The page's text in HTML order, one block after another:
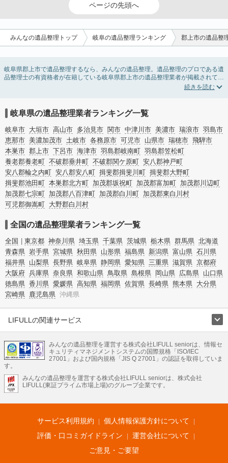
ページの先頭へ
みんなの遺品整理トップ 岐阜の遺品整理ランキング 郡上市の遺品整
岐阜県郡上市で遺品整理するなら、みんなの遺品整理。遺品整理のプロである遺
品整理士の有資格者が在籍している岐阜県郡上市の遺品整理業者が掲載されてい
ます。遺品処分を即日対応してくれる実家の片付け業者や遺品整理会社を比較で
件を利用し検索してみましょう。
ゴミの処分方法や親の家の遺品整理をはじめる時期などお役立ち情報も豊富なの
で、チェックしてみてください。
岐阜県の遺品整理業者ランキング一覧
岐阜市 大垣市 高山市 多治見市 関市 中津川市 美濃市 瑞浪市 羽島市
恵那市 美濃加茂市 土岐市 各務原市 可児市 山県市 瑞穂市 飛騨市
本巣市 郡上市 下呂市 海津市 羽島郡岐南町 羽島郡笠松町
養老郡養老町 不破郡垂井町 不破郡関ケ原町 安八郡神戸町
安八郡輪之内町 安八郡安八町 揖斐郡揖斐川町 揖斐郡大野町
揖斐郡池田町 本巣郡北方町 加茂郡坂祝町 加茂郡富加町 加茂郡川辺町
加茂郡七宗町 加茂郡八百津町 加茂郡白川町 加茂郡東白川村
可児郡御嵩町 大野郡白川村
全国の遺品整理業者ランキング一覧
全国 東京都 神奈川県 埼玉県 千葉県 茨城県 栃木県 群馬県 北海道
青森県 岩手県 宮城県 秋田県 山形県 福島県 新潟県 富山県 石川県
福井県 山梨県 長野県 岐阜県 静岡県 愛知県 三重県 滋賀県 京都府
大阪府 兵庫県 奈良県 和歌山県 鳥取県 島根県 岡山県 広島県 山口県
徳島県 香川県 愛媛県 高知県 福岡県 佐賀県 長崎県 熊本県 大分県
宮崎県 鹿児島県 沖縄県
LIFULLの関連サービス
不動産・住宅
引越し 老人ホーム 地方創生 ママの就労支援
不動産クラウドファンディング 遺品整理 老後の暮らし情報
LIFULL HOME'Sのサービス
不動産・住宅
不動産査定 マンション専門売却査定 不動産投資 アドバイザー
不動産アーカイブ
空き家バンク 家賃相場 不動産会社
まちむすび
不動産用語集 住まいのお役立ち情報
LIFULL HOME'S PRESS
アプリ 不動産データ 不動産転職
みんなの遺品整理を運営する株式会社LIFULL seniorは、情報セ
キュリティマネジメントシステムの国際規格「ISO/IEC
27001」および国内規格「JIS Q 27001」の認証を取得していま
す。
みんなの遺品整理を運営する株式会社LIFULL seniorは、株式会社
LIFULL(東証プライム市場上場)のグループ企業です。
サービス利用規約
個人情報保護方針について
評価・口コミガイドライン
運営会社について
ご意見・ご要望